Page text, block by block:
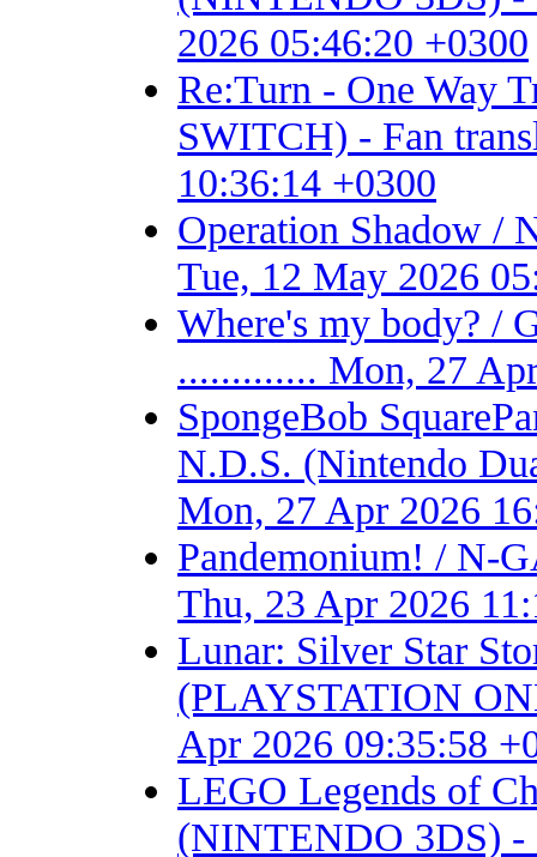
2026 05:46:20 +0300
Re:Turn - One Way
SWITCH) - Fan
10:36:14 +0300
Operation Shadow
Tue, 12 May 2026
Where's my body? /
............. Mon, 27
SpongeBob
N.D.S. (Nintendo
Mon, 27 Apr 2026
Pandemonium! / N-
Thu, 23 Apr 2026
Lunar: Silver Star
(PLAYSTATION
Apr 2026 09:35:58
LEGO Legends of
(NINTENDO 3DS) -